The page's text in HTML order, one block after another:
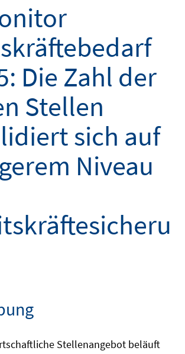
Die Zahl der
Stellen
sich auf
Niveau
Stellenangebot beläuft